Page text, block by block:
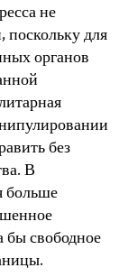
не
для
органов
без
В
больше
бы свободное